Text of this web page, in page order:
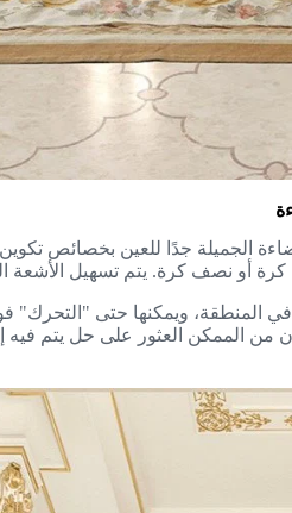
الجميلة جدًا للعين بخصائص
نصف كرة. يتم تسهيل الأشعة
المنطقة، ويمكنها حتى "التحرك"
من الممكن العثور على حل